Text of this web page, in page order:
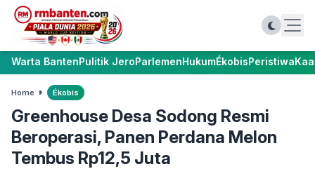
Warta BantenPulitik JeroParlemenHukumÉkobisPeristiwa
Home Ékobis
Greenhouse Desa Sodong Resmi
Beroperasi, Panen Perdana Melon
Tembus Rp12,5 Juta